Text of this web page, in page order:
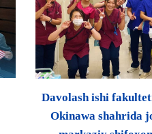
Davolash ishi
Okinawa shahrida